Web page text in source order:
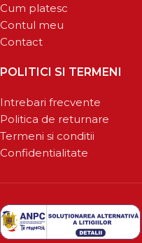
Cum platesc
Contul meu
Contact
POLITICI SI TERMENI
Intrebari frecvente
Politica de returnare
Termeni si conditii
Confidentialitate